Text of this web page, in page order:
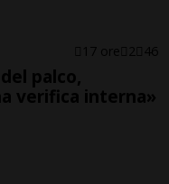
17 ore 2 46
palco,
verifica interna»